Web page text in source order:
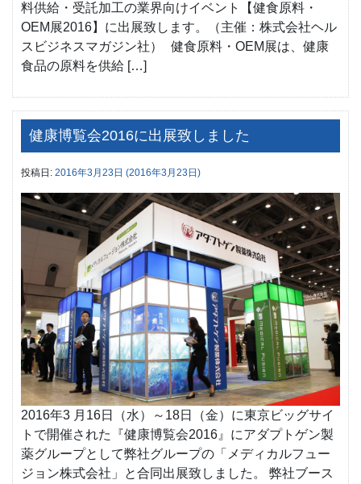
料供給・受託加工の業界向けイベント【健食原料・
OEM展2016】に出展致します。（主催：株式会社ヘル
スビジネスマガジン社） 健食原料・OEM展は、健康
食品の原料を供給 […]
健康博覧会2016に出展致しました
投稿日: 2016年3月23日 (2016年3月23日)
2016年3 月16日（水）～18日（金）に東京ビッグサイ
トで開催された『健康博覧会2016』にアダプトゲン製
薬グループとして弊社グループの「メディカルフュー
ジョン株式会社」と合同出展致しました。 弊社ブース